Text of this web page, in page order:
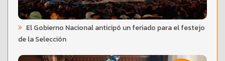
El Gobierno Nacional anticipó un feriado para el festejo
de la Selección